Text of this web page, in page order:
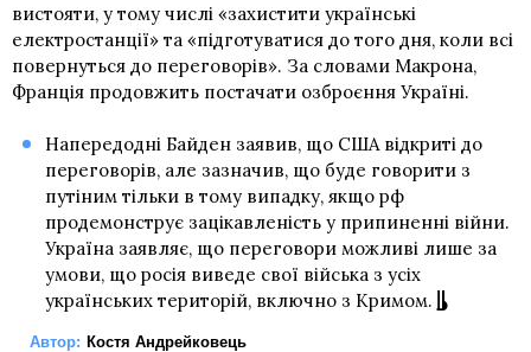
вистояти, у тому числі «захистити українські
електростанції» та «підготуватися до того дня, коли всі
повернуться до переговорів». За словами Макрона,
Франція продовжить постачати озброєння Україні.
Напередодні Байден заявив, що США відкриті до
переговорів, але зазначив, що буде говорити з
путіним тільки в тому випадку, якщо рф
продемонструє зацікавленість у припиненні війни.
Україна заявляє, що переговори можливі лише за
умови, що росія виведе свої війська з усіх
українських територій, включно з Кримом.
Автор: Костя Андрейковець